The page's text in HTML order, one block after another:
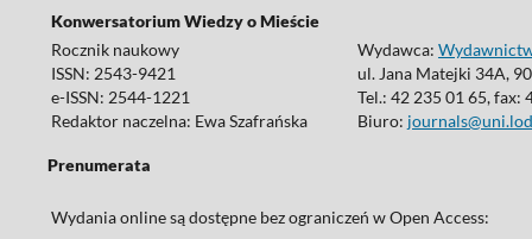
Konwersatorium Wiedzy o Mieście
Rocznik naukowy
ISSN: 2543-9421
e-ISSN: 2544-1221
Redaktor naczelna: Ewa Szafrańska
Wydawca:
ul. Jana Matejki 34A,
Tel.: 42 235 01 65, fax:
Biuro:
Prenumerata
Wydania online są dostępne bez ograniczeń w Open Access: